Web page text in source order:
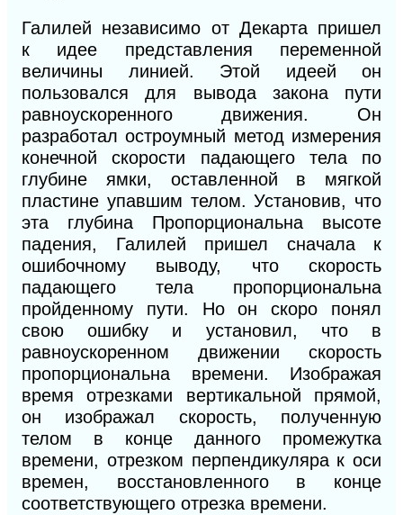
Галилей независимо от Декарта пришел
к идее
представления переменной
величины линией. Этой идеей он
пользовался для вывода закона пути
равноускоренного движения. Он
разработал остроумный метод измерения
конечной скорости падающего тела по
глубине ямки, оставленной в мягкой
пластине упавшим телом. Установив, что
эта глубина Пропорциональна высоте
падения, Галилей пришел сначала к
ошибочному выводу, что скорость
падающего тела пропорциональна
пройденному пути. Но он скоро понял
свою ошибку и установил, что в
равноускоренном движении скорость
пропорциональна времени. Изображая
время отрезками вертикальной прямой,
он изображал скорость, полученную
телом в конце данного промежутка
времени, отрезком перпендикуляра к оси
времен, восстановленного в конце
соответствующего отрезка времени.